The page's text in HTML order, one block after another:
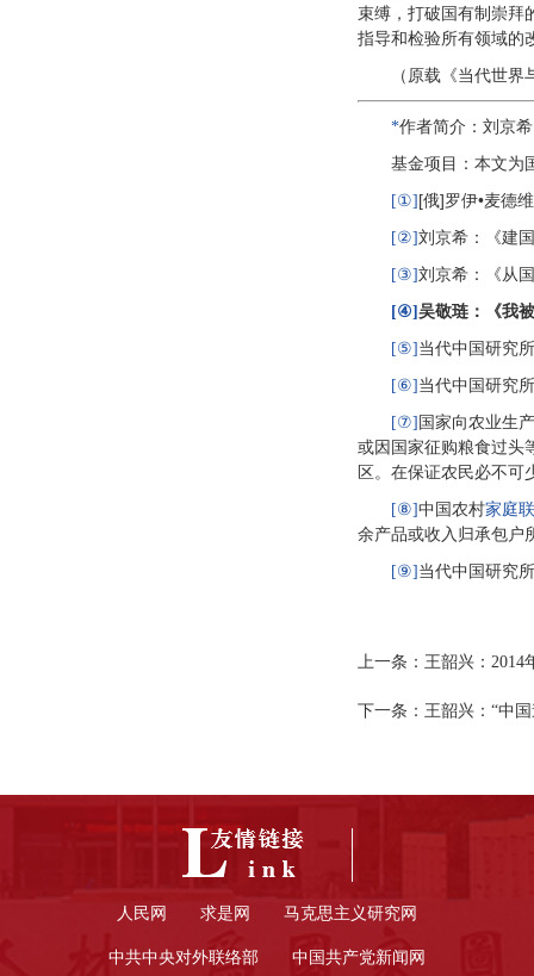
束缚，打破国有制崇拜
指导和检验所有领域的
（原载《当代世
*作者简介：刘京
基金项目：本文为
[①] [俄]罗伊•麦德
[②]刘京希：《建
[③]刘京希：《从
[④] 吴敬琏：《我
[⑤] 当代中国研究
[⑥] 当代中国研究
[⑦] 国家向农业生
或因国家征购粮食过头
区。在保证农民必不可
[⑧]中国农村家庭
余产品或收入归承包户
[⑨] 当代中国研究
上一条： 王韶兴：2014
下一条： 王韶兴：“中
人民网 求是网 马克思主义研究网
中共中央对外联络部 中国共产党新闻网